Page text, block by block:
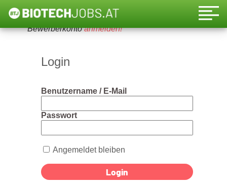
Um diese Funktion nutzen zu können, bitte ein
Bewerberkontoanmelden!
Login
Benutzername / E-Mail
Passwort
Angemeldet bleiben